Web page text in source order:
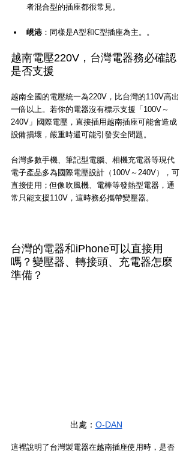
者混合型的插座都很常見。
峴港 ：同樣是A型和C型插座為主。 。
越南電壓220V，台灣電器務必確認
是否支援
越南全國的電壓統一為220V，比台灣的110V高出
一倍以上。若你的電器沒有標示支援「100V～
240V」國際電壓，直接插用越南插座可能會造成
設備損壞，嚴重時還可能引發安全問題。
台灣多數手機、筆記型電腦、相機充電器等現代
電子產品多為國際電壓設計（100V～240V），可
直接使用；但像吹風機、電棒等發熱型電器，通
常只能支援110V，這時務必攜帶變壓器。
台灣的電器和iPhone可以直接用
嗎？變壓器、轉接頭、充電器怎麼
準備？
出處： O-DAN
這裡說明了台灣製電器在越南插座使用時，是否